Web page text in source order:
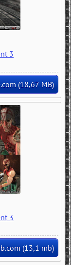
3
(18,67 MB)
3
(13,1 mb)